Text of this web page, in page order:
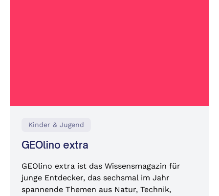
Kinder & Jugend
GEOlino extra
GEOlino extra ist das Wissensmagazin für
junge Entdecker, das sechsmal im Jahr
spannende Themen aus Natur, Technik,